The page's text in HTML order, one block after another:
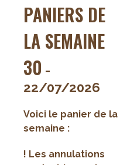
PANIERS DE
LA SEMAINE
30 -
22/07/2026
Voici le panier de la
semaine :
! Les annulations